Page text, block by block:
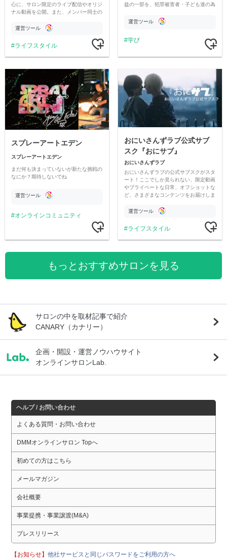
心に、サロン限定のライブ配信やオリジ
ナル動画を公開。また、メンバー同士の
ただいています。
運営ツール
ライフスタイル
益の一部を、犯罪被害者・子ども達の為
す運営ツール
学び
スプレーアートエデン
スプレーアートエデン
まだ何も決まっていないが新たな挑戦の
なにか？期待しないでね
運営ツール
オンラインコミュニティ
おにいさんずラブ公式サブ
スク『おにサブ』
おにいさんずラブ
おにいさんずラブの公式サブスクがスタ
ート！ここでしか見られない、限定動画
やプライベートな日常、オフショットな
ど、さまざまなコンテンツをお届けしま
運営ツール
ライフスタイル
もっとおすすめサロンを見る
サロンの中を取材記事で紹介
CANARY（カナリー）
企画・開設・運営ノウハウサイト
オンラインサロンLab.
ヘルプ / お問い合わせ
よくある質問・お問い合わせ
DMMオンラインサロン Topへ
初めての方はこちら
メールマガジン
会社概要
事業提携・事業譲渡(M&A)
プレスリリース
【お知らせ】他社サービスと同じパスワードをご利用の方へ